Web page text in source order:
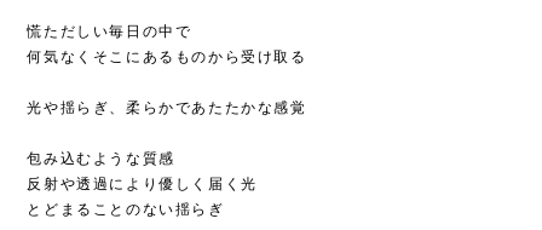
慌ただしい毎日の中で
何気なくそこにあるものから受け取る
光や揺らぎ、柔らかであたたかな感覚
包み込むような質感
反射や透過により優しく届く光
とどまることのない揺らぎ